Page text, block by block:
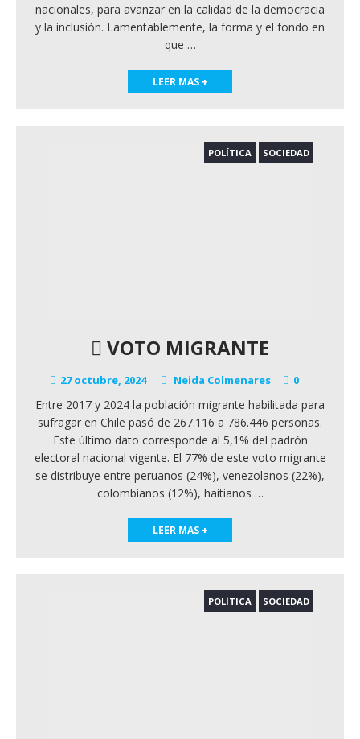
nacionales, para avanzar en la calidad de la democracia
y la inclusión. Lamentablemente, la forma y el fondo en
que …
LEER MAS +
POLÍTICA SOCIEDAD
VOTO MIGRANTE
27 octubre, 2024 Neida Colmenares 0
Entre 2017 y 2024 la población migrante habilitada para
sufragar en Chile pasó de 267.116 a 786.446 personas.
Este último dato corresponde al 5,1% del padrón
electoral nacional vigente. El 77% de este voto migrante
se distribuye entre peruanos (24%), venezolanos (22%),
colombianos (12%), haitianos …
LEER MAS +
POLÍTICA SOCIEDAD